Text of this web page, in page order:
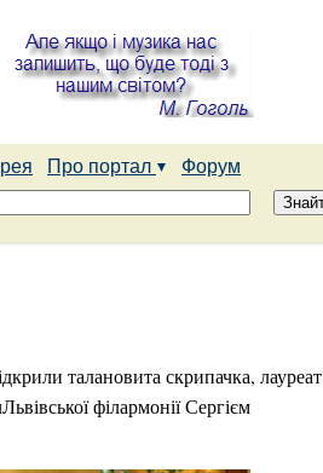
Про портал
Форум
талановита скрипачка, лауреат
Львівської філармонії Сергієм